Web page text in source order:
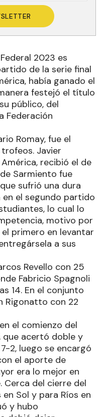
2023 es
de la serie final
había ganado el
festejó el título
público, del
Federación
Romay, fue el
Javier
recibió el de
Sarmiento fue
sufrió una dura
en el segundo partido
lo cual lo
motivo por
primero en levantar
a sus
Revello con 25
Fabricio Spagnoli
14. En el conjunto
Rigonatto con 22
el comienzo del
que acertó doble y
2, luego se encargó
el aporte de
era lo mejor en
Cerca del cierre del
Sol y para Ríos en
y hubo